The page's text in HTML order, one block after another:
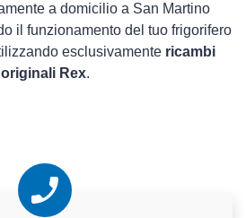
a domicilio a San Martino
il funzionamento del tuo frigorifero
esclusivamente ricambi
originali Rex.